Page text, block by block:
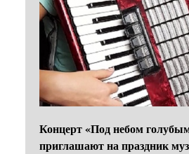
Концерт «Под небом
приглашают на праздник